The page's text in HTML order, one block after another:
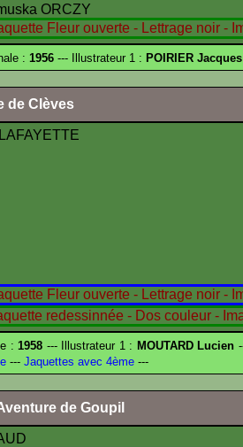
ORCZY
: 1956 --- Illustrateur 1 : POIRIER Jacques
de Clèves
:1958 --- Illustrateur 1 : MOUTARD Lucien
--- Jaquettes avec 4ème ---
de Goupil